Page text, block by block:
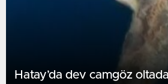
Hatay’da dev camgöz